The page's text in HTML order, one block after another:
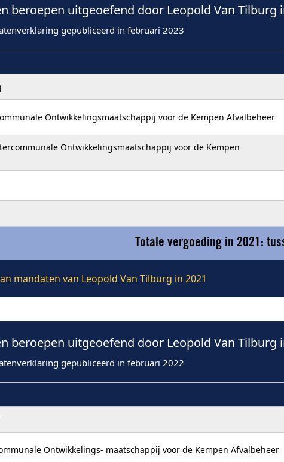
beroepen uitgeoefend door Leopold Van Tilburg
gepubliceerd in februari 2023
Ontwikkelingsmaatschappij voor de Kempen Afvalbeheer
Ontwikkelingsmaatschappij voor de Kempen
Totale vergoeding in 2021:
mandaten van Leopold Van Tilburg in 2021
beroepen uitgeoefend door Leopold Van Tilburg
gepubliceerd in februari 2022
Ontwikkelings- maatschappij voor de Kempen Afvalbeheer